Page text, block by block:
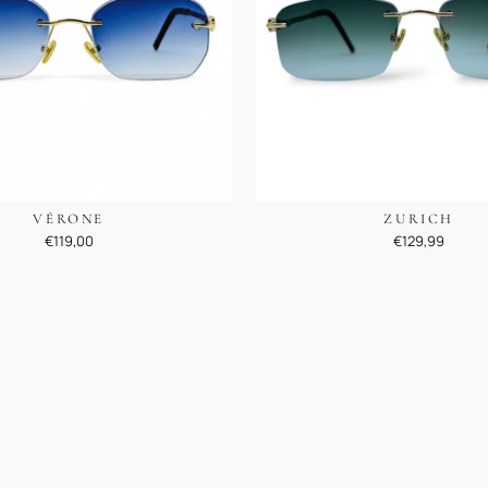
VÉRONE
€119,00
ZURICH
€129,99